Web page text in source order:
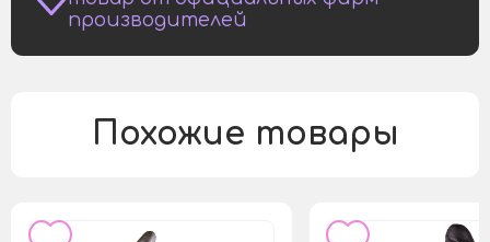
производителей
Похожие товары